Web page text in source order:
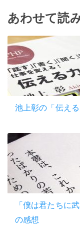
あわせて読
池上彰の「伝え
「僕は君たちに
の感想